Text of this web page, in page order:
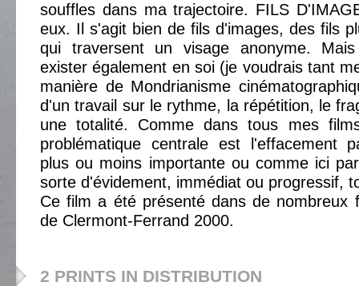
souffles dans ma trajectoire. FILS
eux. Il s'agit bien de fils d'images, des fils
qui traversent un visage anonyme.
exister également en soi (je voudrais tant
manière de Mondrianisme
d'un travail sur le rythme, la répétition, le
une totalité. Comme dans tous mes
problématique centrale est l'effacement
plus ou moins importante ou comme ici
sorte d'évidement, immédiat ou progressif,
Ce film a été présenté dans de nombreux
de Clermont-Ferrand 2000.
2 PRINTS IN DISTRIBUTION